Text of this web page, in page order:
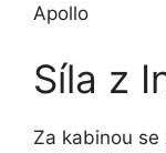
Apollo
Síla z
Za kabinou